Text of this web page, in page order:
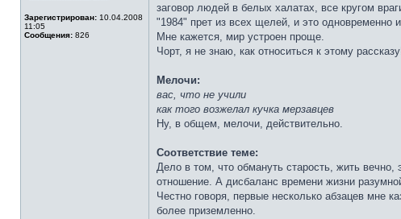
Зарегистрирован: 10.04.2008
11:05
Сообщения: 826
заговор людей в белых халатах, все кругом
"1984" прет из всех щелей, и это одновременно
Мне кажется, мир устроен проще.
Чорт, я не знаю, как относиться к этому
Мелочи:
вас, что не учили
как того возжелал кучка мерзавцев
Ну, в общем, мелочи, действительно.
Соответствие теме:
Дело в том, что обмануть старость, жить
отношение. А дисбаланс времени жизни
Честно говоря, первые несколько абзацев мне
более приземленно.